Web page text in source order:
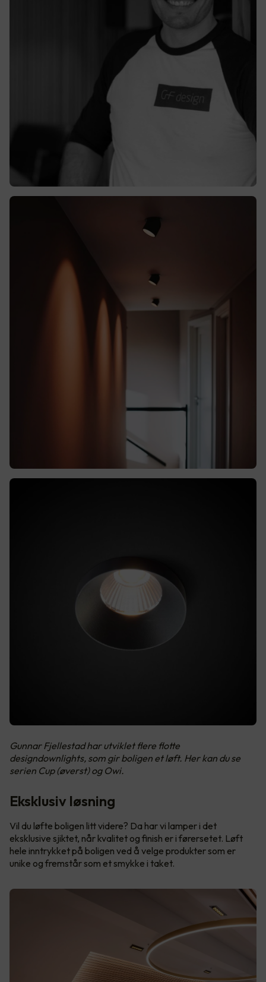
Gunnar Fjellestad har utviklet flere flotte
designdownlights, som gir boligen et løft. Her kan du se
serien Cup (øverst) og Owi.
Eksklusiv løsning
Vil du løfte boligen litt videre? Da har vi lamper i det
eksklusive sjiktet, når kvalitet og finish er i førersetet. Løft
hele inntrykket på boligen ved å velge produkter som er
unike og fremstår som et smykke i taket.